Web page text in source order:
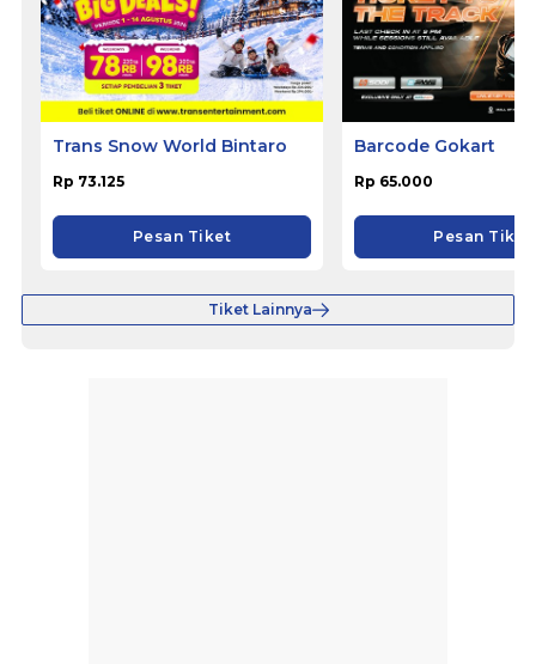
Trans Snow World Bintaro
Rp 73.125
Pesan Tiket
Barcode Gokart
Rp 65.000
Pesan Tiket
Tiket Lainnya